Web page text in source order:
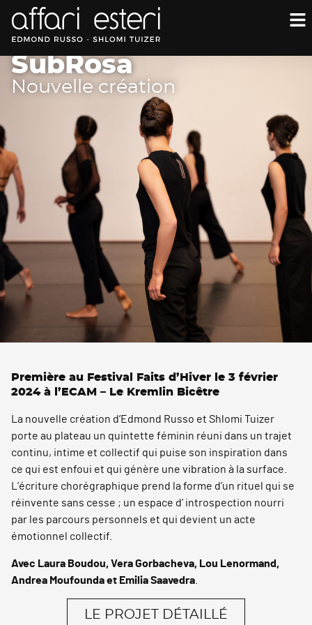
SubRosa
Nouvelle création
Première au Festival Faits d’Hiver le 3 février
2024 à l’ECAM – Le Kremlin Bicêtre
La nouvelle création d’Edmond Russo et Shlomi Tuizer
porte au plateau un quintette féminin réuni dans un trajet
continu, intime et collectif qui puise son inspiration dans
ce qui est enfoui et qui génère une vibration à la surface.
L’écriture chorégraphique prend la forme d’un rituel qui se
réinvente sans cesse ; un espace d’ introspection nourri
par les parcours personnels et qui devient un acte
émotionnel collectif.
Avec Laura Boudou, Vera Gorbacheva, Lou Lenormand,
Andrea Moufounda et Emilia Saavedra
LE PROJET DÉTAILLÉ